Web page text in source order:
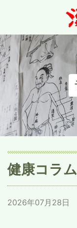
健康コラム
2026年07月28日